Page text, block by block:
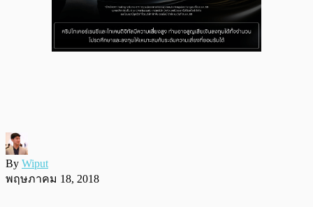
By Wiput
พฤษภาคม 18, 2018